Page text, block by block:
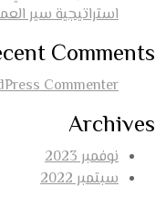
استراتيجية سير
Comments
Commenter
Archives
نوفمبر 2023
سبتمبر 2022